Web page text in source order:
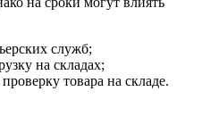
служб;
на складах;
товара на складе.